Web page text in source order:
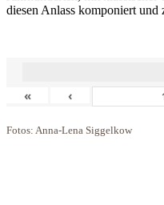
diesen Anlass komponiert und
« ‹
Fotos: Anna-Lena Siggelkow